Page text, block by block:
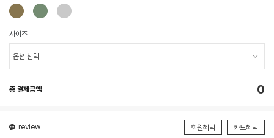
사이즈
총 결제금액 0
review 회원혜택 카드혜택